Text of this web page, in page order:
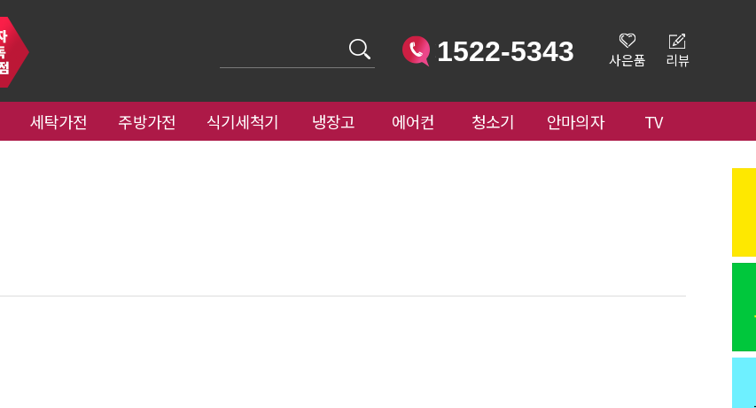
사은품 리뷰
1522-5343
세탁가전 주방가전 식기세척기 냉장고 에어컨 청소기 안마의자 TV